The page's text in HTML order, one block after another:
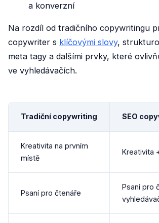
a konverzní
Na rozdíl od tradičního copywritingu
copywriter s klíčovými slovy,
meta tagy a dalšími prvky, které
ve vyhledávačích.
Tradiční copywriting SEO
Kreativita na prvním
místě
Kreativita
Psaní pro čtenáře
Psaní pro